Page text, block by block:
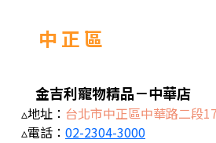
中 正 區
金吉利寵物精品－中華店
▵地址： 台北市中正區中華路二段
▵電話： 02-2304-3000